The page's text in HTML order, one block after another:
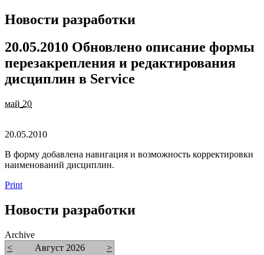
Новости разработки
20.05.2010 Обновлено описание формы
перезакрепления и редактирования
дисциплин в Service
май 20
20.05.2010
В форму добавлена навигация и возможность корректировки
наименований дисциплин.
Print
Новости разработки
Archive
<
Август 2026
>